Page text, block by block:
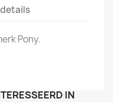
Pony.
IN